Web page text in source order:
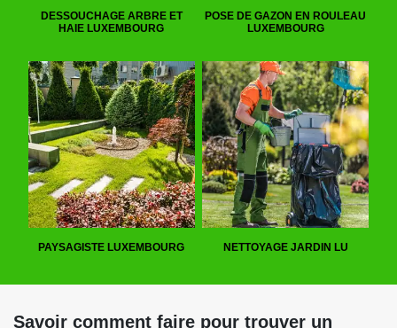
DESSOUCHAGE ARBRE ET
HAIE LUXEMBOURG
POSE DE GAZON EN ROULEAU
LUXEMBOURG
PAYSAGISTE LUXEMBOURG NETTOYAGE JARDIN LU
Savoir comment faire pour trouver un